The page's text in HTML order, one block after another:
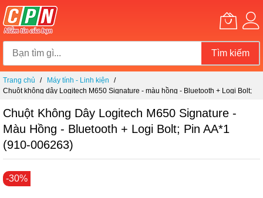
Tìm kiếm
Chuyển
đến
dung
Trang chủ
Máy tính - Linh kiện
Chuột không dây Logitech M650 Signature - màu hồng - Bluetooth + Logi Bolt;
Chuột Không Dây Logitech M650 Signature -
Màu Hồng - Bluetooth + Logi Bolt; Pin AA*1
(910-006263)
Chuyển
đến
-30%